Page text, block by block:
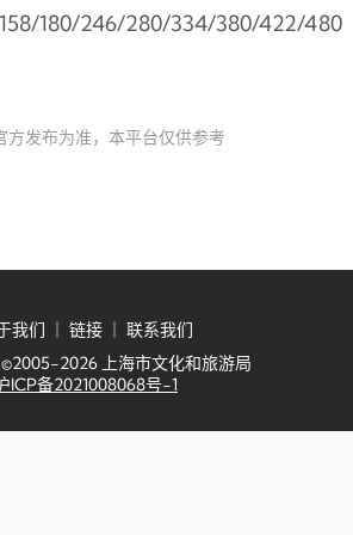
180/246/280/334/380/422/480
发布为准，本平台仅供参考
我们 链接
联系我们
2026 上海市文化和旅游局
ICP备2021008068号-1